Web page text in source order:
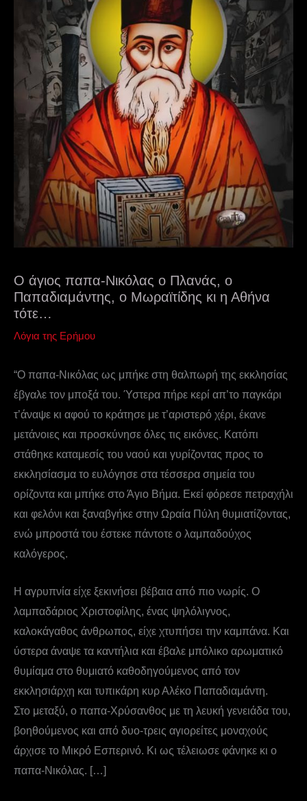
Ο άγιος παπα-Νικόλας ο Πλανάς, ο
Παπαδιαμάντης, ο Μωραϊτίδης κι η Αθήνα
τότε…
Λόγια της Ερήμου
“Ο παπα-Νικόλας ως μπήκε στη θαλπωρή της εκκλησίας
έβγαλε τον μποξά του. Ύστερα πήρε κερί απ’το παγκάρι
τ’άναψε κι αφού το κράτησε με τ’αριστερό χέρι, έκανε
μετάνοιες και προσκύνησε όλες τις εικόνες. Κατόπι
στάθηκε καταμεσίς του ναού και γυρίζοντας προς το
εκκλησίασμα το ευλόγησε στα τέσσερα σημεία του
ορίζοντα και μπήκε στο Άγιο Βήμα. Εκεί φόρεσε πετραχήλι
και φελόνι και ξαναβγήκε στην Ωραία Πύλη θυμιατίζοντας,
ενώ μπροστά του έστεκε πάντοτε ο λαμπαδούχος
καλόγερος.
Η αγρυπνία είχε ξεκινήσει βέβαια από πιο νωρίς. Ο
λαμπαδάριος Χριστοφίλης, ένας ψηλόλιγνος,
καλοκάγαθος άνθρωπος, είχε χτυπήσει την καμπάνα. Και
ύστερα άναψε τα καντήλια και έβαλε μπόλικο αρωματικό
θυμίαμα στο θυμιατό καθοδηγούμενος από τον
εκκλησιάρχη και τυπικάρη κυρ Αλέκο Παπαδιαμάντη.
Στο μεταξύ, ο παπα-Χρύσανθος με τη λευκή γενειάδα του,
βοηθούμενος και από δυο-τρεις αγιορείτες μοναχούς
άρχισε το Μικρό Εσπερινό. Κι ως τέλειωσε φάνηκε κι ο
παπα-Νικόλας. […]